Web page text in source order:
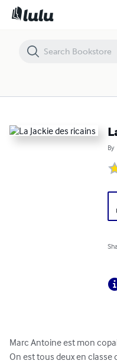
By
Marc Antoine est mon
On est tous deux en classe
La Jackie des ricains